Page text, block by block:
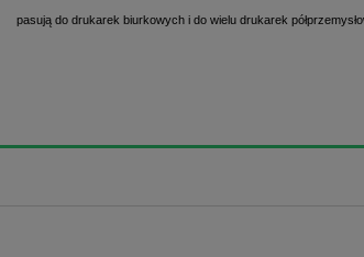
pasują do drukarek biurkowych i do wielu drukarek